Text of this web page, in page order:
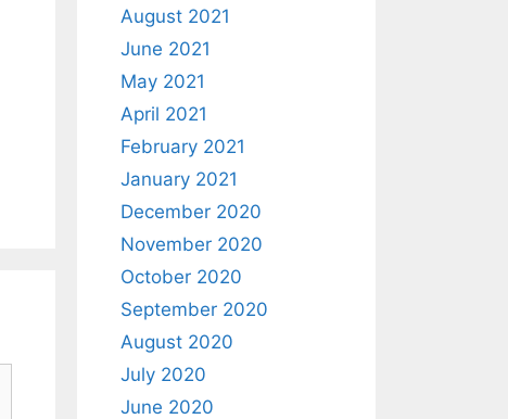
August 2021
June 2021
May 2021
April 2021
February 2021
January 2021
December 2020
November 2020
October 2020
September 2020
August 2020
July 2020
June 2020